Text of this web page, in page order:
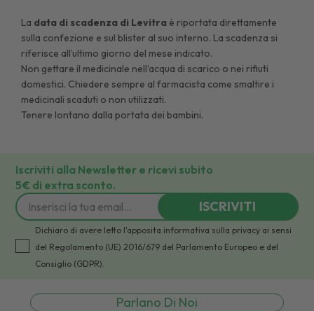
La data di scadenza di Levitra è riportata direttamente
sulla confezione e sul blister al suo interno. La scadenza si
riferisce all’ultimo giorno del mese indicato.
Non gettare il medicinale nell’acqua di scarico o nei rifiuti
domestici. Chiedere sempre al farmacista come smaltire i
medicinali scaduti o non utilizzati.
Tenere lontano dalla portata dei bambini.
Iscriviti alla Newsletter e ricevi subito
5€ di extra sconto.
ISCRIVITI
Dichiaro di avere letto l'apposita informativa sulla privacy ai sensi
del Regolamento (UE) 2016/679 del Parlamento Europeo e del
Consiglio (GDPR).
Parlano Di Noi